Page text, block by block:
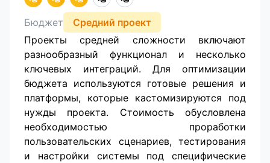
Бюджет
Средний проект
Проекты средней сложности включают
разнообразный функционал и несколько
ключевых интеграций. Для оптимизации
бюджета используются готовые решения и
платформы, которые кастомизируются под
нужды проекта. Стоимость обусловлена
необходимостью проработки
пользовательских сценариев, тестирования
и настройки системы под специфические